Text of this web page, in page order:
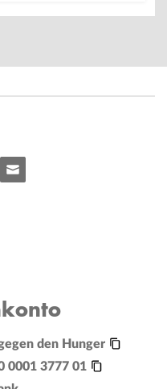
den Hunger
0001 3777 01